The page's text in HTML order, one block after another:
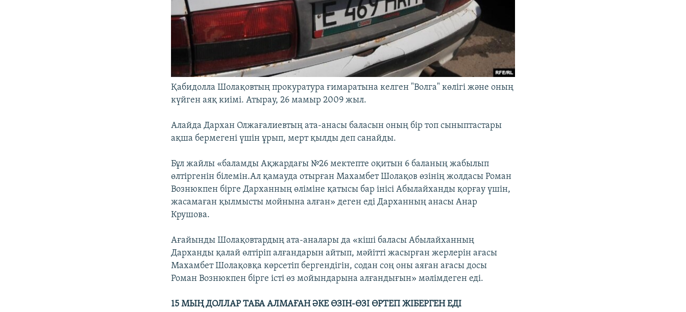
Қабидолла Шолақовтың прокуратура ғимаратына келген "Волга" көлігі және оның
күйген аяқ киімі. Атырау, 26 мамыр 2009 жыл.
Алайда Дархан Олжағалиевтың ата-анасы баласын оның бір топ сыныптастары
ақша бермегені үшін ұрып, мерт қылды деп санайды.
Бұл жайлы «баламды Ақжардағы №26 мектепте оқитын 6 баланың жабылып
өлтіргенін білемін.Ал қамауда отырған Махамбет Шолақов өзінің жолдасы Роман
Вознюкпен бірге Дарханның өліміне қатысы бар інісі Абылайханды қорғау үшін,
жасамаған қылмысты мойнына алған» деген еді Дарханның анасы Анар
Крушова.
Ағайынды Шолақовтардың ата-аналары да «кіші баласы Абылайханның
Дарханды қалай өлтіріп алғандарын айтып, мәйітті жасырған жерлерін ағасы
Махамбет Шолақовқа көрсетіп бергендігін, содан соң оны аяған ағасы досы
Роман Вознюкпен бірге істі өз мойындарына алғандығын» мәлімдеген еді.
15 МЫҢ ДОЛЛАР ТАБА АЛМАҒАН ӘКЕ ӨЗІН-ӨЗІ ӨРТЕП ЖІБЕРГЕН ЕДІ